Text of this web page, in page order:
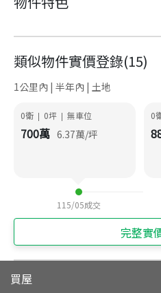
類似物件實價登錄(15)
1公里內 | 半年內 | 土地
0衛 | 0坪 | 無車位
700萬 6.37萬/坪
115/05成交
0
完整實
買屋